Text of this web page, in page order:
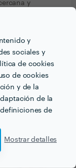
y
sociales y
de cookies
de cookies
y de la
de la
de
Mostrar detalles
y
y tranquilidad